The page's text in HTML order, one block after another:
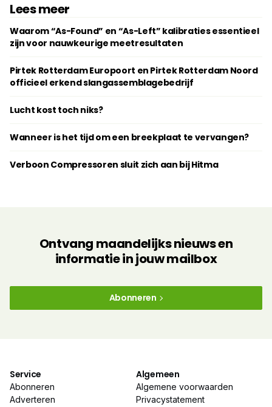
Lees meer
Waarom “As-Found” en “As-Left” kalibraties essentieel
zijn voor nauwkeurige meetresultaten
Pirtek Rotterdam Europoort en Pirtek Rotterdam Noord
officieel erkend slangassemblagebedrijf
Lucht kost toch niks?
Wanneer is het tijd om een breekplaat te vervangen?
Verboon Compressoren sluit zich aan bij Hitma
Ontvang maandelijks nieuws en
informatie in jouw mailbox
Abonneren
Service
Abonneren
Adverteren
Algemeen
Algemene voorwaarden
Privacystatement